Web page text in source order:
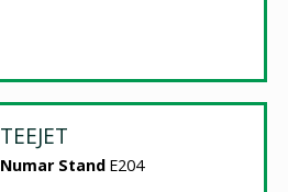
TEEJET
Numar Stand E204